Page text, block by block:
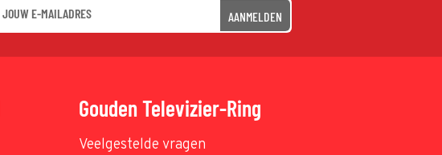
AANMELDEN
Gouden Televizier-Ring
Veelgestelde vragen